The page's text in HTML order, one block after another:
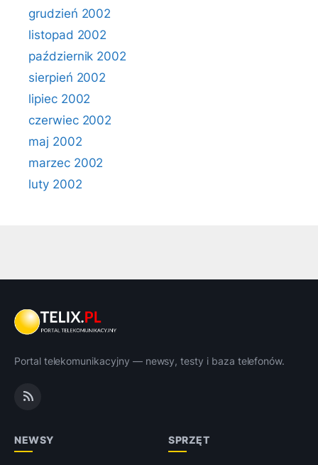
grudzień 2002
listopad 2002
październik 2002
sierpień 2002
lipiec 2002
czerwiec 2002
maj 2002
marzec 2002
luty 2002
Portal telekomunikacyjny — newsy, testy i baza telefonów.
NEWSY SPRZĘT